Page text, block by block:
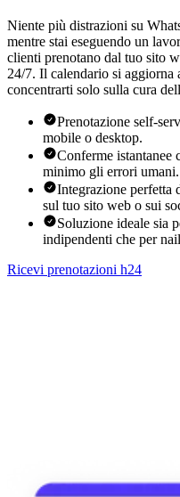
Niente più distrazioni su
mentre stai eseguendo un
clienti prenotano dal tuo sito
24/7. Il calendario si aggiorna
concentrarti solo sulla cura
Prenotazione self-
mobile o desktop.
Conferme istantanee
minimo gli errori umani.
Integrazione perfetta
sul tuo sito web o sui
Soluzione ideale sia
indipendenti che per
Ricevi prenotazioni h24